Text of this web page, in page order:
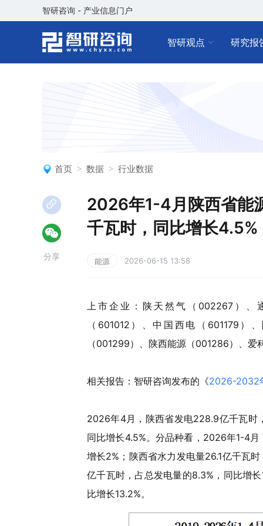
智研咨询 - 产业信息门户
智研观点 研究报
首页 数据 行业数据
2026年1-4月陕西省能
千瓦时，同比增长4.5%
能源 2026-06-15 13:58
上市企业：陕天然气（002267）、
（601012）、中国西电（601179
（001299）、陕西能源（001286）、爱
相关报告：智研咨询发布的《2026-2032
2026年4月，陕西省发电228.9亿千瓦时
同比增长4.5%。分品种看，2026年1-4
增长2%；陕西省水力发电量26.1亿千瓦
亿千瓦时，占总发电量的8.3%，同比增
比增长13.2%。
分享